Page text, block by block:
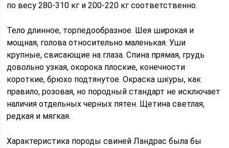
по весу 280-310 кг и 200-220 кг соответственно.
Тело длинное, торпедообразное. Шея широкая и
мощная, голова относительно маленькая. Уши
крупные, свисающие на глаза. Спина прямая, грудь
довольно узкая, окорока плоские, конечности
короткие, брюхо подтянутое. Окраска шкуры, как
правило, розовая, но породный стандарт не исключает
наличия отдельных черных пятен. Щетина светлая,
редкая и мягкая.
Характеристика породы свиней Ландрас была бы